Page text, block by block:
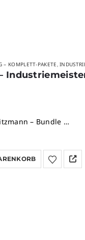
– KOMPLETT-PAKETE,
– Bundle …